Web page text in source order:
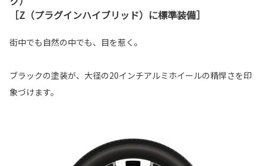
［Z（プラグインハイブリッド）に標準装備］
街中でも自然の中でも、目を惹く。
ブラックの塗装が、大径の20インチアルミホイールの精悍さを印
象づけます。